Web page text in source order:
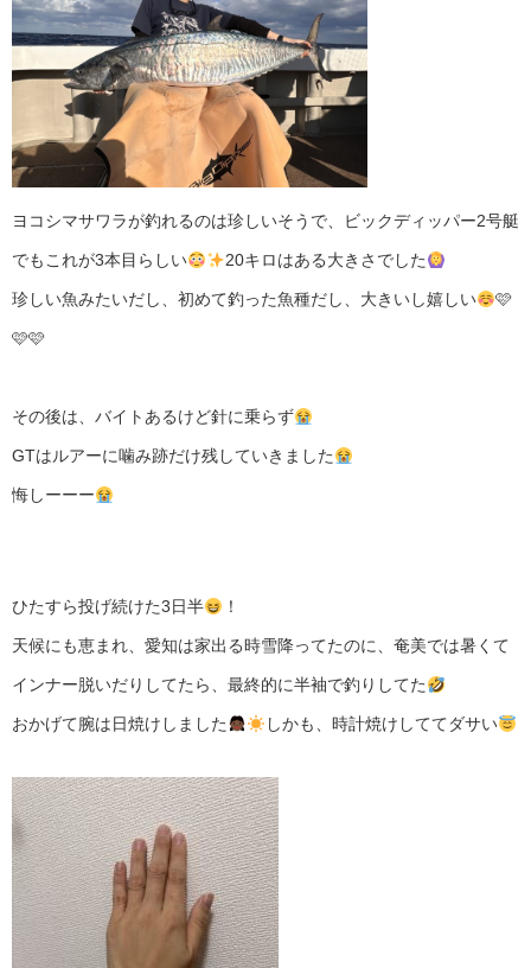
ヨコシマサワラが釣れるのは珍しいそうで、ビックディッパー2号艇
でもこれが3本目らしい 20キロはある大きさでした
珍しい魚みたいだし、初めて釣った魚種だし、大きいし嬉しい 🩷
🩷🩷
その後は、バイトあるけど針に乗らず
GTはルアーに噛み跡だけ残していきました
悔しーーー
ひたすら投げ続けた3日半 ！
天候にも恵まれ、愛知は家出る時雪降ってたのに、奄美では暑くて
インナー脱いだりしてたら、最終的に半袖で釣りしてた
おかげて腕は日焼けしました しかも、時計焼けしててダサい